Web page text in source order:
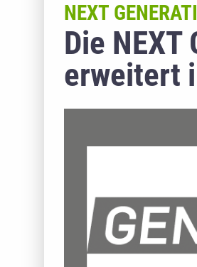
Die NEXT
erweitert
NEXT